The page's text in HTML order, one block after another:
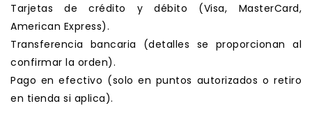
Tarjetas de crédito y débito (Visa, MasterCard,
American Express).
Transferencia bancaria (detalles se proporcionan al
confirmar la orden).
Pago en efectivo (solo en puntos autorizados o retiro
en tienda si aplica).